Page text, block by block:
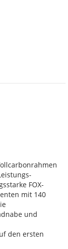
FOX-
mit 140
und
den ersten